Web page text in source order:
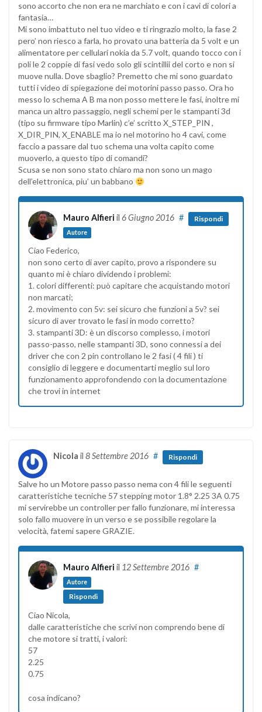
sono accorto che non era ne marchiato e con i cavi di colori a
fantasia…
Mi sono imbattuto nel tuo video e ti ringrazio molto, la fase 2
pero’ non riesco a farla, ho provato una batteria da 5 volt e un
alimentatore per cellulari nokia da 5.7 volt, quando tocco con i
poli le 2 coppie di fasi vedo solo gli scintillii del corto e non si
muove nulla. Dove sbaglio? Premetto che mi sono guardato
tutti i video di spiegazione dei motorini passo passo. Ora ho
messo lo schema A B ma non posso mettere le fasi, inoltre mi
manca un altro passaggio, negli schemi per le stampanti 3d
(tipo su firmware tipo Marlin) c’e’ scritto X_STEP_PIN ,
X_DIR_PIN, X_ENABLE ma io nel motorino ho 4 cavi, come
faccio a passare dal tuo schema una volta capito come
muoverlo, a questo tipo di comandi?
Scusa se non sono stato chiaro ma non sono un mago
dell’elettronica, piu’ un babbano
Mauro Alfieri il 6 Giugno 2016
Autore
# Rispondi
Ciao Federico,
non sono certo di aver capito, provo a rispondere su
quanto mi è chiaro dividendo i problemi:
1. colori differenti: può capitare che acquistando motori
non marcati;
2. movimento con 5v: sei sicuro che funzioni a 5v? sei
sicuro di aver trovato le fasi in modo corretto?
3. stampanti 3D: è un discorso complesso, i motori
passo-passo, nelle stampanti 3D, sono connessi a dei
driver che con 2 pin controllano le 2 fasi ( 4 fili ) ti
consiglio di leggere e documentarti meglio sul loro
funzionamento approfondendo con la documentazione
che trovi in internet
Nicola il 8 Settembre 2016 # Rispondi
Salve ho un Motore passo passo nema con 4 fili le seguenti
caratteristiche tecniche 57 stepping motor 1.8° 2.25 3A 0.75
mi servirebbe un controller per fallo funzionare, mi interessa
solo fallo muovere in un verso e se possibile regolare la
velocità, fatemi sapere GRAZIE.
Mauro Alfieri il 12 Settembre 2016
Autore
#
Rispondi
Ciao Nicola,
dalle caratteristiche che scrivi non comprendo bene di
che motore si tratti, i valori:
57
2.25
0.75
cosa indicano?